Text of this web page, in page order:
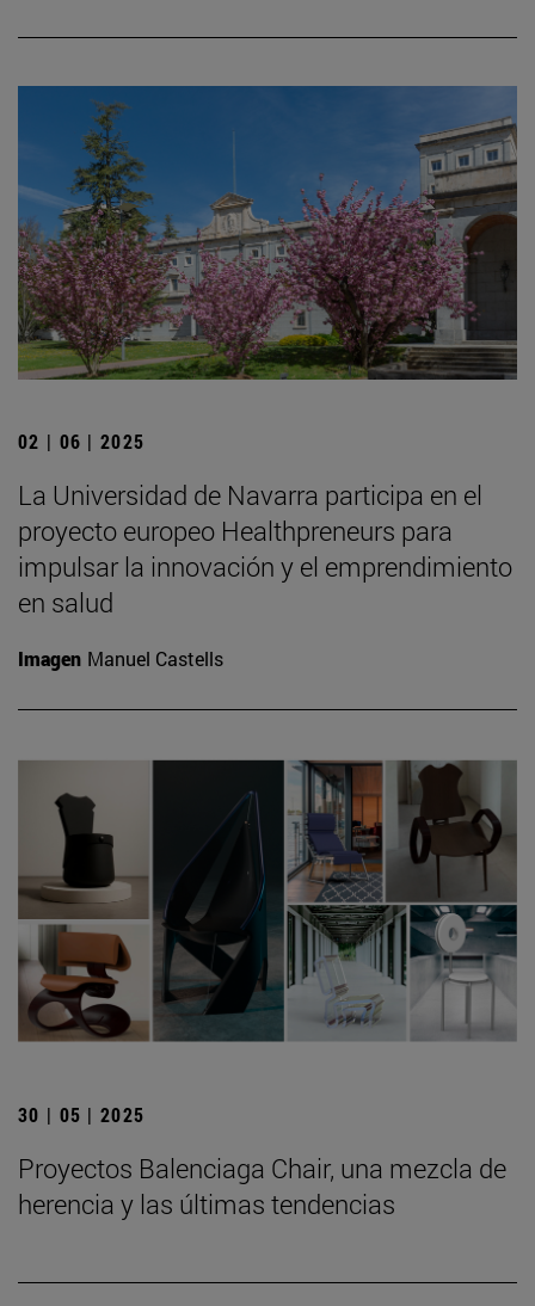
02 | 06 | 2025
La Universidad de Navarra participa en el
proyecto europeo Healthpreneurs para
impulsar la innovación y el emprendimiento
en salud
Imagen Manuel Castells
30 | 05 | 2025
Proyectos Balenciaga Chair, una mezcla de
herencia y las últimas tendencias